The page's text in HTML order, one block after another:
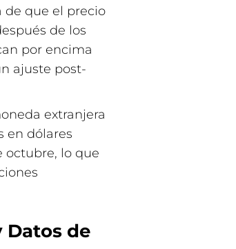
de que el precio
de los
por encima
ajuste post-
extranjera
en dólares
octubre, lo que
Datos de